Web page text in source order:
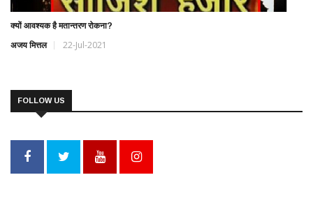
क्यों आवश्यक है मतान्तरण रोकना?
अजय मित्तल 22-Jul-2021
FOLLOW US